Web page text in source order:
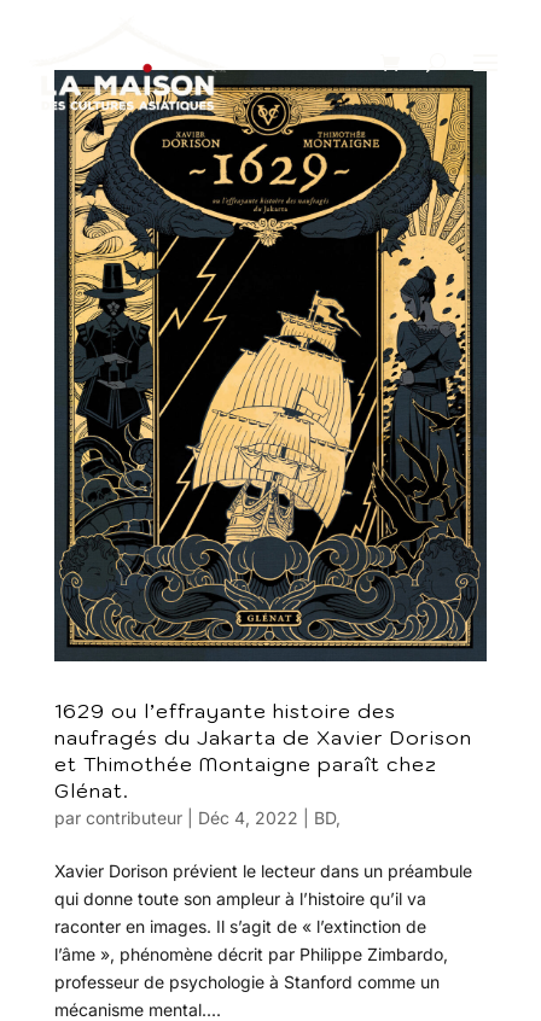
1629 ou l’effrayante histoire des
naufragés du Jakarta de Xavier Dorison
et Thimothée Montaigne paraît chez
Glénat.
par contributeur| Déc 4, 2022 BD,
Xavier Dorison prévient le lecteur dans un préambule
qui donne toute son ampleur à l’histoire qu’il va
raconter en images. Il s’agit de « l’extinction de
l’âme », phénomène décrit par Philippe Zimbardo,
professeur de psychologie à Stanford comme un
mécanisme mental....